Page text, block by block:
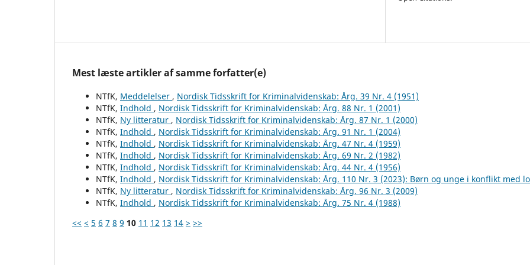
Mest læste artikler af samme forfatter(e)
NTfK, Meddelelser , Nordisk Tidsskrift for Kriminalvidenskab: Årg. 39 Nr. 4 (1951)
NTfK, Indhold , Nordisk Tidsskrift for Kriminalvidenskab: Årg. 88 Nr. 1 (2001)
NTfK, Ny litteratur , Nordisk Tidsskrift for Kriminalvidenskab: Årg. 87 Nr. 1 (2000)
NTfK, Indhold , Nordisk Tidsskrift for Kriminalvidenskab: Årg. 91 Nr. 1 (2004)
NTfK, Indhold , Nordisk Tidsskrift for Kriminalvidenskab: Årg. 47 Nr. 4 (1959)
NTfK, Indhold , Nordisk Tidsskrift for Kriminalvidenskab: Årg. 69 Nr. 2 (1982)
NTfK, Indhold , Nordisk Tidsskrift for Kriminalvidenskab: Årg. 44 Nr. 4 (1956)
NTfK, Indhold , Nordisk Tidsskrift for Kriminalvidenskab: Årg. 110 Nr. 3 (2023): Børn og unge i konflikt med
NTfK, Ny litteratur , Nordisk Tidsskrift for Kriminalvidenskab: Årg. 96 Nr. 3 (2009)
NTfK, Indhold , Nordisk Tidsskrift for Kriminalvidenskab: Årg. 75 Nr. 4 (1988)
<< < 5 6 7 8 9 10 11 12 13 14 > >>